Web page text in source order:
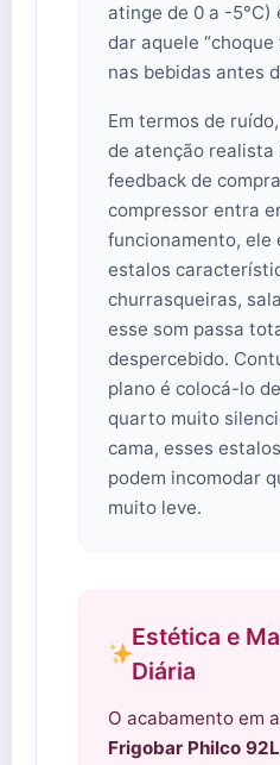
atinge de 0 a -5°C)
dar aquele
nas bebidas antes
Em termos de
de atenção realista
feedback de
compressor entra
funcionamento, ele
estalos
churrasqueiras,
esse som passa
despercebido.
plano é colocá-lo
quarto muito
cama, esses
podem incomodar
muito leve.
Estética e
Diária
O acabamento em
Frigobar Philco 92L